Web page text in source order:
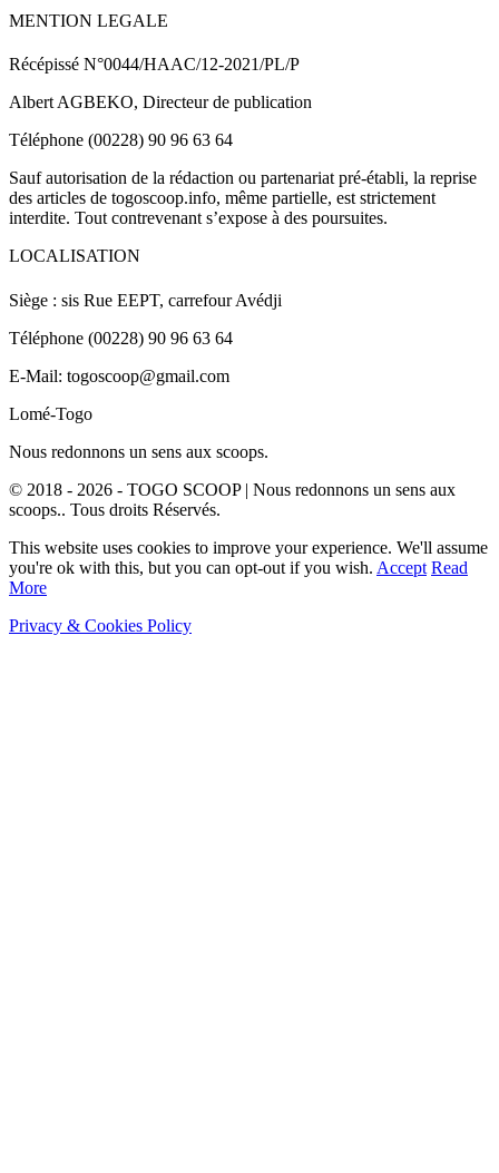
MENTION LEGALE
Récépissé N°0044/HAAC/12-2021/PL/P
Albert AGBEKO, Directeur de publication
Téléphone (00228) 90 96 63 64
Sauf autorisation de la rédaction ou partenariat pré-établi, la reprise
des articles de togoscoop.info, même partielle, est strictement
interdite. Tout contrevenant s’expose à des poursuites.
LOCALISATION
Siège : sis Rue EEPT, carrefour Avédji
Téléphone (00228) 90 96 63 64
E-Mail: togoscoop@gmail.com
Lomé-Togo
Nous redonnons un sens aux scoops.
© 2018 - 2026 - TOGO SCOOP | Nous redonnons un sens aux
scoops.. Tous droits Réservés.
This website uses cookies to improve your experience. We'll assume
you're ok with this, but you can opt-out if you wish. Accept Read
More
Privacy & Cookies Policy